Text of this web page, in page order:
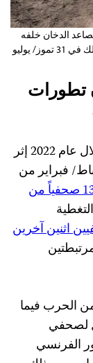
الدخان خلفه
إثر عملية قصف بمدينة باخموت في شرق أوكرانيا، وذلك في 31 تموز/ يوليو
تطورات
خلال عام 2022 إثر
بغزو شامل لهذا البلد في 24 شباط/ فبراير من
13 صحفياً من
اثنين آخرين
الحرب فيما
لصحفي
الفرنسي